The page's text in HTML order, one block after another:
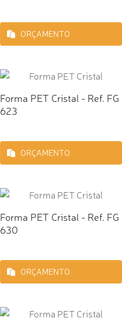
ORÇAMENTO
Forma PET Cristal - Ref. FG
623
ORÇAMENTO
Forma PET Cristal - Ref. FG
630
ORÇAMENTO